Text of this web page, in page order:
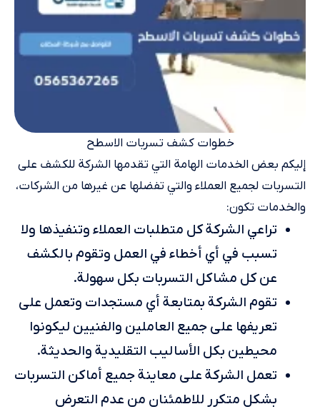
خطوات كشف تسربات الاسطح
إليكم بعض الخدمات الهامة التي تقدمها الشركة للكشف على
التسربات لجميع العملاء والتي تفضلها عن غيرها من الشركات،
والخدمات تكون:
تراعي الشركة كل متطلبات العملاء وتنفيذها ولا
تسبب في أي أخطاء في العمل وتقوم بالكشف
عن كل مشاكل التسربات بكل سهولة.
تقوم الشركة بمتابعة أي مستجدات وتعمل على
تعريفها على جميع العاملين والفنيين ليكونوا
محيطين بكل الأساليب التقليدية والحديثة.
تعمل الشركة على معاينة جميع أماكن التسربات
بشكل متكرر للاطمئنان من عدم التعرض